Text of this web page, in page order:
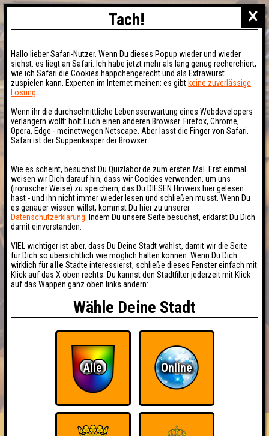
HIGHSCORE RESERVIERUNG
FAQ ÜBER UNS
×
Tach!
Hallo lieber Safari-Nutzer. Wenn Du dieses Popup wieder und wieder
siehst: es liegt an Safari. Ich habe jetzt mehr als lang genug recherchiert,
wie ich Safari die Cookies häppchengerecht und als Extrawurst
zuspielen kann. Experten im Internet meinen: es gibt keine zuverlässige
Lösung
Wenn ihr die durchschnittliche Lebensserwartung eines Webdevelopers
verlängern wollt: holt Euch einen anderen Browser. Firefox, Chrome,
Opera, Edge - meinetwegen Netscape. Aber lasst die Finger von Safari.
Safari ist der Suppenkasper der Browser.
Wie es scheint, besuchst Du Quizlabor.de zum ersten Mal. Erst einmal
weisen wir Dich darauf hin, dass wir Cookies verwenden, um uns
(ironischer Weise) zu speichern, das Du DIESEN Hinweis hier gelesen
hast - und ihn nicht immer wieder lesen und schließen musst. Wenn Du
es genauer wissen willst, kommst Du hier zu unserer
Datenschutzerklärung . Indem Du unsere Seite besuchst, erklärst Du Dich
damit einverstanden.
VIEL wichtiger ist aber, dass Du Deine Stadt wählst, damit wir die Seite
für Dich so übersichtlich wie möglich halten können. Wenn Du Dich
wirklich füralle Städte interessierst, schließe dieses Fenster einfach mit
Klick auf das X oben rechts. Du kannst den Stadtfilter jederzeit mit Klick
auf das Wappen ganz oben links ändern:
Wähle Deine Stadt
Alle Online